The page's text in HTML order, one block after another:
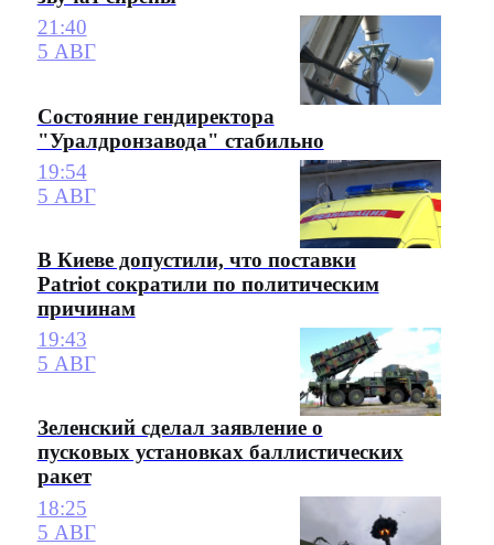
21:40
5 АВГ
Состояние гендиректора
"Уралдронзавода" стабильно
19:54
5 АВГ
В Киеве допустили, что поставки
Patriot сократили по политическим
причинам
19:43
5 АВГ
Зеленский сделал заявление о
пусковых установках баллистических
ракет
18:25
5 АВГ